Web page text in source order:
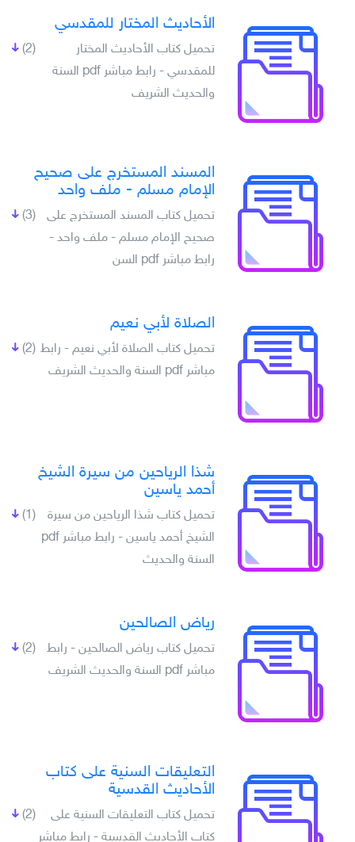
الأحاديث المختار للمقدسي
(2)
تحميل كتاب الأحاديث المختار
للمقدسي - رابط مباشر pdf السنة
والحديث الشريف
المسند المستخرج على صحيح
الإمام مسلم - ملف واحد
(3)
تحميل كتاب المسند المستخرج على
صحيح الإمام مسلم - ملف واحد -
رابط مباشر pdf السن
الصلاة لأبي نعيم
(2) تحميل كتاب الصلاة لأبي نعيم - رابط
مباشر pdf السنة والحديث الشريف
شذا الرياحين من سيرة الشيخ
أحمد ياسين
(1)
تحميل كتاب شذا الرياحين من سيرة
الشيخ أحمد ياسين - رابط مباشر pdf
السنة والحديث
رياض الصالحين
(2)
تحميل كتاب رياض الصالحين - رابط
مباشر pdf السنة والحديث الشريف
التعليقات السنية على كتاب
الأحاديث القدسية
(2)
تحميل كتاب التعليقات السنية على
كتاب الأحاديث القدسية - رابط مباشر